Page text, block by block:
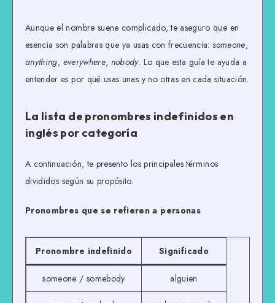
Aunque el nombre suene complicado, te aseguro que en
esencia son palabras que ya usas con frecuencia:someone,
anything, everywhere, nobody. Lo que esta guía te ayuda a
entender es por qué usas unas y no otras en cada situación.
La lista de pronombres indefinidos en
inglés por categoría
A continuación, te presento los principales términos
divididos según su propósito.
Pronombres que se refieren a personas
Pronombre indefinido Significado
someone / somebody alguien